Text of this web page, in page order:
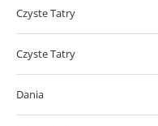
Czyste Tatry
Czyste Tatry
Dania